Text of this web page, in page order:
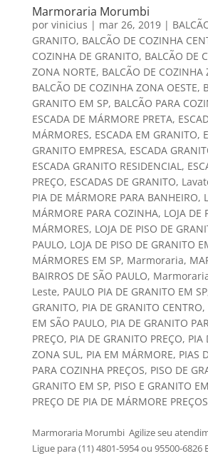
Marmoraria Morumbi
por vinicius | mar 26, 2019|
GRANITO, BALCÃO DE COZINHA
COZINHA DE GRANITO, BALCÃO DE
ZONA NORTE, BALCÃO DE COZINHA
BALCÃO DE COZINHA ZONA OESTE,
GRANITO EM SP, BALCÃO PARA
ESCADA DE MÁRMORE PRETA,
MÁRMORES, ESCADA EM GRANITO,
GRANITO EMPRESA, ESCADA
ESCADA GRANITO RESIDENCIAL,
PREÇO, ESCADAS DE GRANITO,
PIA DE MÁRMORE PARA BANHEIRO,
MÁRMORE PARA COZINHA, LOJA DE
MÁRMORES, LOJA DE PISO DE
PAULO, LOJA DE PISO DE GRANITO
MÁRMORES EM SP, Marmoraria,
BAIRROS DE SÃO PAULO,
Leste, PAULO PIA DE GRANITO EM SP
GRANITO, PIA DE GRANITO CENTRO,
EM SÃO PAULO, PIA DE GRANITO
PREÇO, PIA DE GRANITO PREÇO, PIA
ZONA SUL, PIA EM MÁRMORE, PIAS
PARA COZINHA PREÇOS, PISO DE
GRANITO EM SP, PISO E GRANITO
PREÇO DE PIA DE MÁRMORE PREÇOS
Marmoraria Morumbi Agilize seu
Ligue para (11) 4801-5954 ou 95500-6826